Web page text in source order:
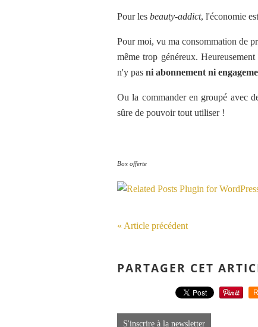
Pour les beauty-addict, l'économie
Pour moi, vu ma consommation de
même trop généreux.
n'y pas ni abonnement ni
Ou la commander en groupé avec
sûre de pouvoir tout utiliser !
Box offerte
« Article précédent
PARTAGER CET
S'inscrire à la newsletter